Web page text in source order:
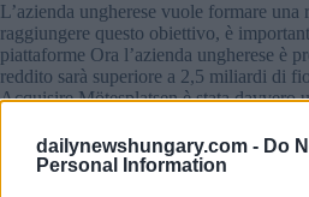
dailynewshungary.com - Do
Personal Information
L’azienda ungherese vuole formare una
raggiungere questo obiettivo, è
piattaforme Ora l’azienda ungherese è
reddito sarà superiore a 2,5 miliardi di
Acquisire Mötesplatsen è stata davvero
membri ha un’opinione positiva sul
Mötesplatsen è uno dei siti di incontri in